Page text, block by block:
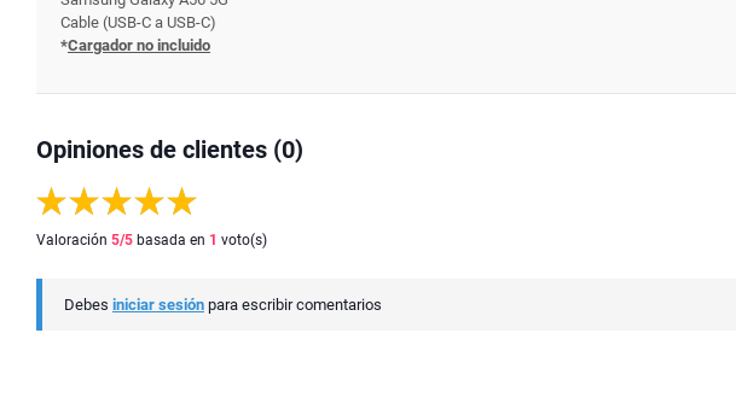
Cable (USB-C a USB-C)
*Cargador no incluido
Opiniones de clientes (0)
Valoración 5/5 basada en 1 voto(s)
Debes iniciar sesión para escribir comentarios